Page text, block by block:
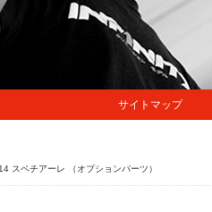
サイトマップ
スペチアーレ （オプションパーツ）